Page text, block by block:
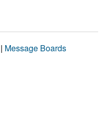
| Message Boards